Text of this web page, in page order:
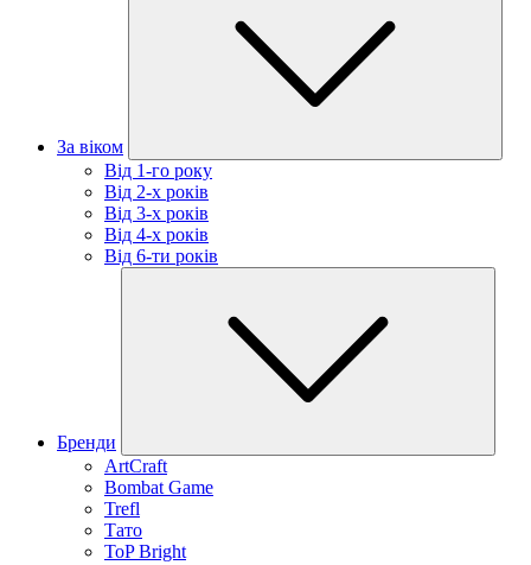
За віком
Від 1-го року
Від 2-х років
Від 3-х років
Від 4-х років
Від 6-ти років
Бренди
ArtCraft
Bombat Game
Trefl
Тато
ToP Bright